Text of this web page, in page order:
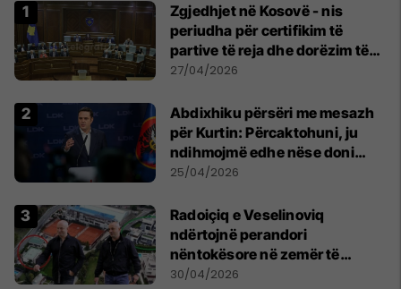
Zgjedhjet në Kosovë - nis
periudha për certifikim të
partive të reja dhe dorëzim të
listës së kandidatëve për
27/04/2026
Abdixhiku përsëri me mesazh
për Kurtin: Përcaktohuni, ju
ndihmojmë edhe nëse doni
marrëveshje me PDK-në
25/04/2026
Radoiçiq e Veselinoviq
ndërtojnë perandori
nëntokësore në zemër të
Beogradit, nën vilat e tyre
30/04/2026